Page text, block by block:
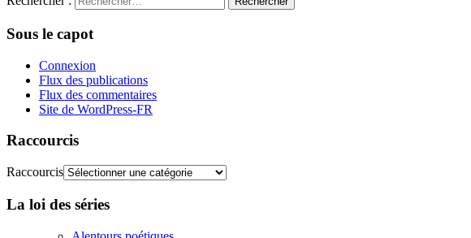
Sous le capot
Connexion
Flux des publications
Flux des commentaires
Site de WordPress-FR
Raccourcis
Raccourcis
La loi des séries